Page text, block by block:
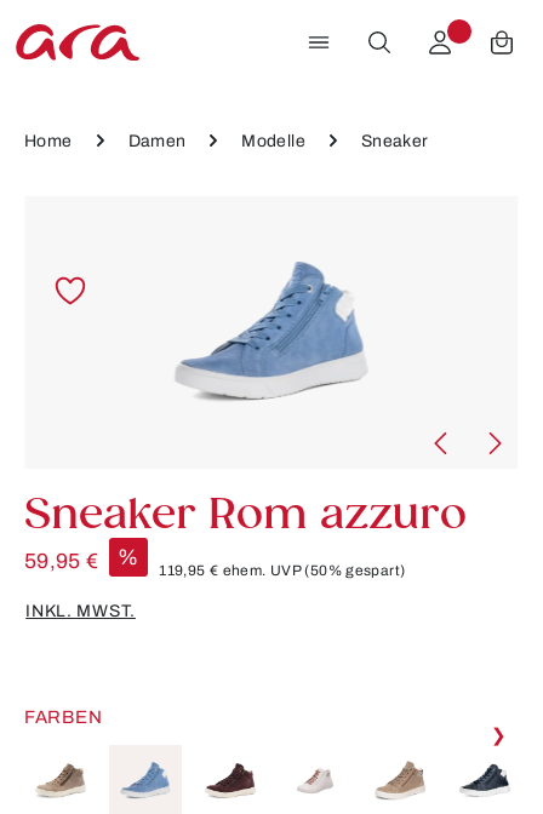
Zum Hauptinhalt springen
Home Damen Modelle Sneaker
Sneaker Rom azzuro
59,95 € %
119,95 € ehem. UVP(50% gespart)
INKL. MWST.
FARBEN
❯